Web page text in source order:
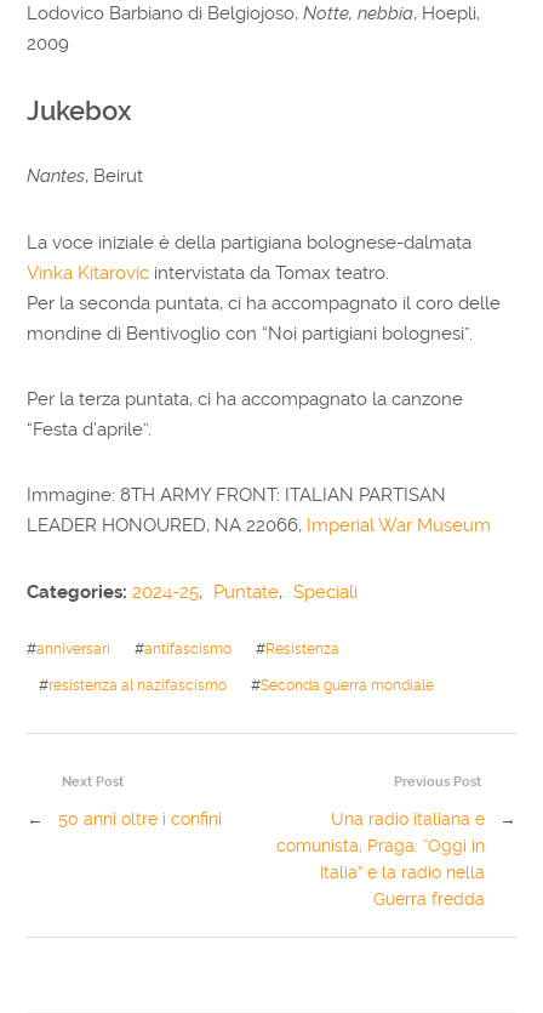
Lodovico Barbiano di Belgiojoso,Notte, nebbia, Hoepli,
2009
Jukebox
Nantes, Beirut
La voce iniziale è della partigiana bolognese-dalmata
Vinka Kitarovic intervistata da Tomax teatro.
Per la seconda puntata, ci ha accompagnato il coro delle
mondine di Bentivoglio con “Noi partigiani bolognesi”.
Per la terza puntata, ci ha accompagnato la canzone
“Festa d’aprile”.
Immagine: 8TH ARMY FRONT: ITALIAN PARTISAN
LEADER HONOURED, NA 22066, Imperial War Museum
Categories:2024-25, Puntate, Speciali
#anniversari #antifascismo #Resistenza
#resistenza al nazifascismo #Seconda guerra mondiale
Previous Post
Una radio italiana e
comunista, Praga: “Oggi in
Italia” e la radio nella
Guerra fredda
→
Next Post
← 50 anni oltre i confini